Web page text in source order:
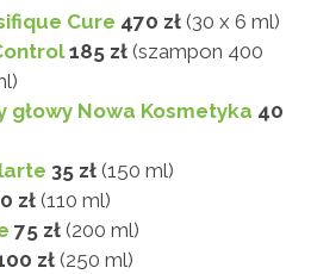
Cure 470 zł (30 x 6 ml)
185 zł (szampon 400
głowy Nowa Kosmetyka 40
35 zł (150 ml)
zł(110 ml)
75 zł (200 ml)
zł(250 ml)